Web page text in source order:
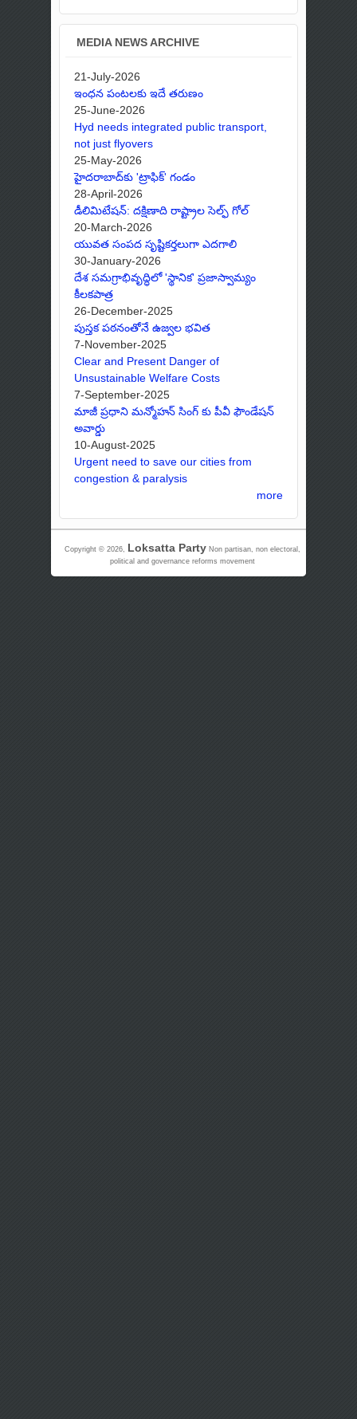
MEDIA NEWS ARCHIVE
21-July-2026
ఇంధన పంటలకు ఇదే తరుణం
25-June-2026
Hyd needs integrated public transport,
not just flyovers
25-May-2026
హైదరాబాద్‌కు 'ట్రాఫిక్' గండం
28-April-2026
డీలిమిటేషన్: దక్షిణాది రాష్ట్రాల సెల్ఫ్ గోల్
20-March-2026
యువత సంపద సృష్టికర్తలుగా ఎదగాలి
30-January-2026
దేశ సమగ్రాభివృద్ధిలో 'స్థానిక' ప్రజాస్వామ్యం
కీలకపాత్ర
26-December-2025
పుస్తక పఠనంతోనే ఉజ్వల భవిత
7-November-2025
Clear and Present Danger of
Unsustainable Welfare Costs
7-September-2025
మాజీ ప్రధాని మన్మోహన్ సింగ్ కు పీవీ ఫౌండేషన్
అవార్డు
10-August-2025
Urgent need to save our cities from
congestion & paralysis
more
Copyright © 2026, Loksatta PartyNon partisan, non electoral,
political and governance reforms movement